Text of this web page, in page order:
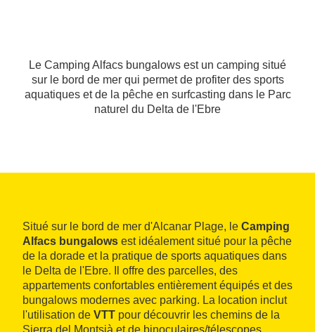
Le Camping Alfacs bungalows est un camping situé
sur le bord de mer qui permet de profiter des sports
aquatiques et de la pêche en surfcasting dans le Parc
naturel du Delta de l'Ebre
Situé sur le bord de mer d'Alcanar Plage, le Camping
Alfacs bungalows est idéalement situé pour la pêche
de la dorade et la pratique de sports aquatiques dans
le Delta de l'Ebre. Il offre des parcelles, des
appartements confortables entièrement équipés et des
bungalows modernes avec parking. La location inclut
l'utilisation de VTT pour découvrir les chemins de la
Sierra del Montsià et de binoculaires/télescopes